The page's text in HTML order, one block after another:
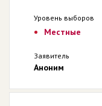
Уровень выборов
Местные
Заявитель
Аноним